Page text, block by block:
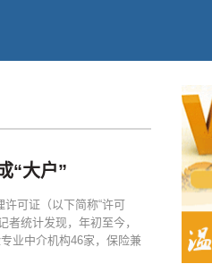
“大户”
可证（以下简称“许可
统计发现，年初至今，
业中介机构46家，保险兼